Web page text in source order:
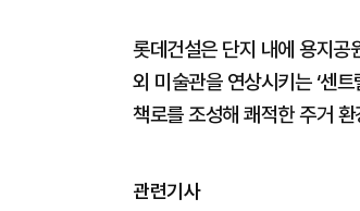
롯데건설은 단지 내에 용지공
외 미술관을 연상시키는 ‘센
책로를 조성해 쾌적한 주거
관련기사